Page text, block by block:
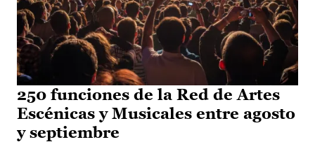
250 funciones de la Red de Artes
Escénicas y Musicales entre agosto
y septiembre